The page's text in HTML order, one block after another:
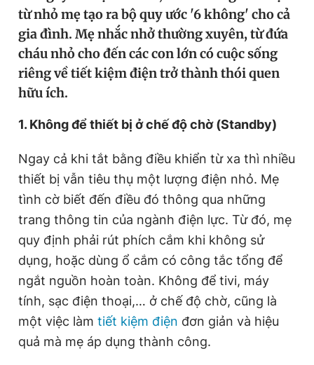
Video Magazine
Sản phẩm khác
Tiện ích
Đọc Thanh Niên trên điện thoại
Theo dõi báo trên
từ nhỏ mẹ tạo ra bộ quy ước '6 không' cho cả
gia đình. Mẹ nhắc nhở thường xuyên, từ đứa
cháu nhỏ cho đến các con lớn có cuộc sống
riêng về tiết kiệm điện trở thành thói quen
hữu ích.
1. Không để thiết bị ở chế độ chờ (Standby)
Ngay cả khi tắt bằng điều khiển từ xa thì nhiều
thiết bị vẫn tiêu thụ một lượng điện nhỏ. Mẹ
tình cờ biết đến điều đó thông qua những
trang thông tin của ngành điện lực. Từ đó, mẹ
quy định phải rút phích cắm khi không sử
dụng, hoặc dùng ổ cắm có công tắc tổng để
ngắt nguồn hoàn toàn. Không để tivi, máy
tính, sạc điện thoại,… ở chế độ chờ, cũng là
một việc làm tiết kiệm điện đơn giản và hiệu
quả mà mẹ áp dụng thành công.